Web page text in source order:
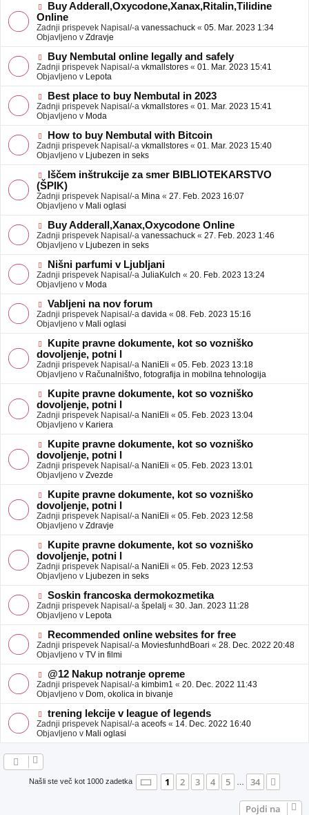
v
e
o
b
j
a
v
e
N
o
v
e
o
b
j
a
v
e
Buy Adderall,Oxycodone,Xanax,Ritalin,Tilidine
Online
Zadnji prispevek Napisal/-a vanessachuck « 05. Mar. 2023 1:34
Objavljeno v Zdravje
N
o
v
e
o
b
j
a
v
e
Buy Nembutal online legally and safely
Zadnji prispevek Napisal/-a vkmallstores « 01. Mar. 2023 15:41
Objavljeno v Lepota
N
o
v
e
o
b
j
a
v
e
Best place to buy Nembutal in 2023
Zadnji prispevek Napisal/-a vkmallstores « 01. Mar. 2023 15:41
Objavljeno v Moda
N
o
v
e
o
b
j
a
v
e
How to buy Nembutal with Bitcoin
Zadnji prispevek Napisal/-a vkmallstores « 01. Mar. 2023 15:40
Objavljeno v Ljubezen in seks
N
o
v
e
o
b
j
a
v
e
Iščem inštrukcije za smer BIBLIOTEKARSTVO
(ŠPIK)
Zadnji prispevek Napisal/-a Mina « 27. Feb. 2023 16:07
Objavljeno v Mali oglasi
N
o
v
e
o
b
j
a
v
e
Buy Adderall,Xanax,Oxycodone Online
Zadnji prispevek Napisal/-a vanessachuck « 27. Feb. 2023 1:46
Objavljeno v Ljubezen in seks
N
o
v
e
o
b
j
a
v
e
Nišni parfumi v Ljubljani
Zadnji prispevek Napisal/-a JuliaKulch « 20. Feb. 2023 13:24
Objavljeno v Moda
N
o
v
e
o
b
j
a
v
e
Vabljeni na nov forum
Zadnji prispevek Napisal/-a davida « 08. Feb. 2023 15:16
Objavljeno v Mali oglasi
N
o
v
e
o
b
a
v
e
Kupite pravne dokumente, kot so vozniško
dovoljenje, potni l
Zadnji prispevek Napisal/-a NaniEli « 05. Feb. 2023 13:18
Objavljeno v Računalništvo, fotografija in mobilna tehnologija
N
o
v
e
o
b
a
v
e
Kupite pravne dokumente, kot so vozniško
dovoljenje, potni l
Zadnji prispevek Napisal/-a NaniEli « 05. Feb. 2023 13:04
Objavljeno v Kariera
N
o
v
e
o
b
a
v
e
Kupite pravne dokumente, kot so vozniško
dovoljenje, potni l
Zadnji prispevek Napisal/-a NaniEli « 05. Feb. 2023 13:01
Objavljeno v Zvezde
N
o
v
e
o
b
a
v
e
Kupite pravne dokumente, kot so vozniško
dovoljenje, potni l
Zadnji prispevek Napisal/-a NaniEli « 05. Feb. 2023 12:58
Objavljeno v Zdravje
N
o
v
e
o
b
j
a
v
e
Kupite pravne dokumente, kot so vozniško
dovoljenje, potni l
Zadnji prispevek Napisal/-a NaniEli « 05. Feb. 2023 12:53
Objavljeno v Ljubezen in seks
N
o
v
e
o
b
j
a
v
e
Soskin francoska dermokozmetika
Zadnji prispevek Napisal/-a špelalj « 30. Jan. 2023 11:28
Objavljeno v Lepota
N
o
v
e
o
b
j
a
v
e
Recommended online websites for free
Zadnji prispevek Napisal/-a MoviesfunhdBoari « 28. Dec. 2022 20:48
Objavljeno v TV in filmi
N
o
v
e
o
b
j
a
@12 Nakup notranje opreme
Zadnji prispevek Napisal/-a kimbim1 « 20. Dec. 2022 11:43
Objavljeno v Dom, okolica in bivanje
N
o
v
e
a
trening lekcije v league of legends
Zadnji prispevek Napisal/-a aceofs « 14. Dec. 2022 16:40
Objavljeno v Mali oglasi
Našli ste več kot 1000 zadetka Stran 1od34
1 2 3 4 5 … 34
Pojdi na